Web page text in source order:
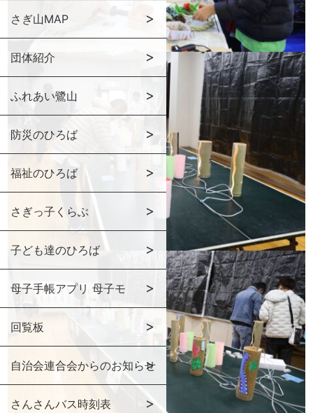
さぎ山MAP
団体紹介
ふれあい鷺山
防災のひろば
福祉のひろば
さぎっ子くらぶ
子ども達のひろば
母子手帳アプリ 母子モ
回覧板
自治会連合会からのお知らせ
さんさんバス時刻表